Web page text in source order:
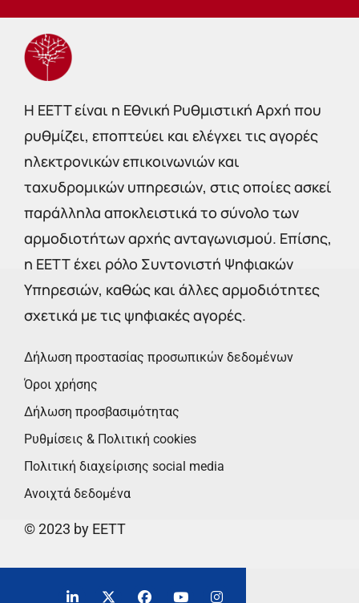
Η EETT είναι η Εθνική Ρυθμιστική Αρχή που
ρυθμίζει, εποπτεύει και ελέγχει τις αγορές
ηλεκτρονικών επικοινωνιών και
ταχυδρομικών υπηρεσιών, στις οποίες ασκεί
παράλληλα αποκλειστικά το σύνολο των
αρμοδιοτήτων αρχής ανταγωνισμού. Επίσης,
η ΕΕΤΤ έχει ρόλο Συντονιστή Ψηφιακών
Υπηρεσιών, καθώς και άλλες αρμοδιότητες
σχετικά με τις ψηφιακές αγορές.
Δήλωση προστασίας προσωπικών δεδομένων
Όροι χρήσης
Δήλωση προσβασιμότητας
Ρυθμίσεις & Πολιτική cookies
Πολιτική διαχείρισης social media
Ανοιχτά δεδομένα
© 2023 by EETT